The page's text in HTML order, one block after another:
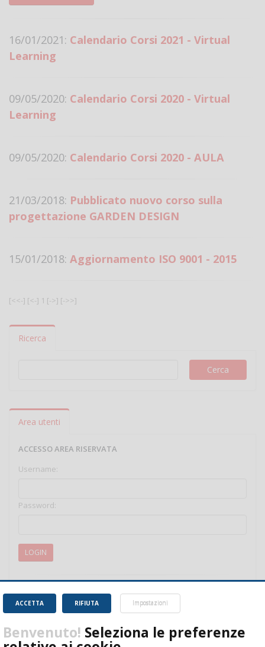
16/01/2021: Calendario Corsi 2021 - Virtual
Learning
09/05/2020: Calendario Corsi 2020 - Virtual
Learning
09/05/2020: Calendario Corsi 2020 - AULA
21/03/2018: Pubblicato nuovo corso sulla
progettazione GARDEN DESIGN
15/01/2018: Aggiornamento ISO 9001 - 2015
[<<-] [<-] 1 [->] [->>]
Ricerca
Area utenti
ACCESSO AREA RISERVATA
Username:
Password:
LOGIN
Password dimenticata?
Username dimenticato?
RIFIUTA
ACCETTA Impostazioni
Benvenuto! Seleziona le preferenze